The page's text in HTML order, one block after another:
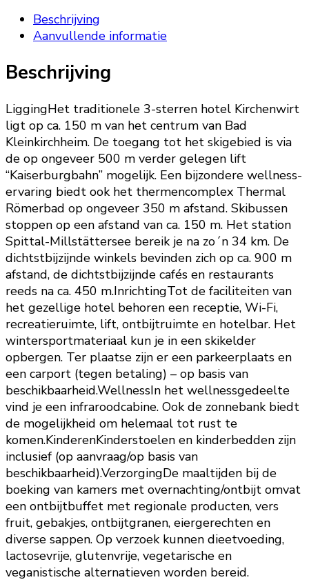
Beschrijving
Aanvullende informatie
Beschrijving
LiggingHet traditionele 3-sterren hotel Kirchenwirt
ligt op ca. 150 m van het centrum van Bad
Kleinkirchheim. De toegang tot het skigebied is via
de op ongeveer 500 m verder gelegen lift
“Kaiserburgbahn” mogelijk. Een bijzondere wellness-
ervaring biedt ook het thermencomplex Thermal
Römerbad op ongeveer 350 m afstand. Skibussen
stoppen op een afstand van ca. 150 m. Het station
Spittal-Millstättersee bereik je na zo´n 34 km. De
dichtstbijzijnde winkels bevinden zich op ca. 900 m
afstand, de dichtstbijzijnde cafés en restaurants
reeds na ca. 450 m.InrichtingTot de faciliteiten van
het gezellige hotel behoren een receptie, Wi-Fi,
recreatieruimte, lift, ontbijtruimte en hotelbar. Het
wintersportmateriaal kun je in een skikelder
opbergen. Ter plaatse zijn er een parkeerplaats en
een carport (tegen betaling) – op basis van
beschikbaarheid.WellnessIn het wellnessgedeelte
vind je een infraroodcabine. Ook de zonnebank biedt
de mogelijkheid om helemaal tot rust te
komen.KinderenKinderstoelen en kinderbedden zijn
inclusief (op aanvraag/op basis van
beschikbaarheid).VerzorgingDe maaltijden bij de
boeking van kamers met overnachting/ontbijt omvat
een ontbijtbuffet met regionale producten, vers
fruit, gebakjes, ontbijtgranen, eiergerechten en
diverse sappen. Op verzoek kunnen dieetvoeding,
lactosevrije, glutenvrije, vegetarische en
veganistische alternatieven worden bereid.